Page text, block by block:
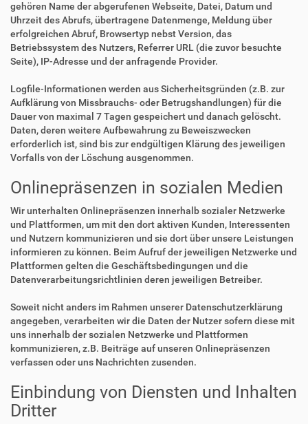
gehören Name der abgerufenen Webseite, Datei, Datum und
Uhrzeit des Abrufs, übertragene Datenmenge, Meldung über
erfolgreichen Abruf, Browsertyp nebst Version, das
Betriebssystem des Nutzers, Referrer URL (die zuvor besuchte
Seite), IP-Adresse und der anfragende Provider.
Logfile-Informationen werden aus Sicherheitsgründen (z.B. zur
Aufklärung von Missbrauchs- oder Betrugshandlungen) für die
Dauer von maximal 7 Tagen gespeichert und danach gelöscht.
Daten, deren weitere Aufbewahrung zu Beweiszwecken
erforderlich ist, sind bis zur endgültigen Klärung des jeweiligen
Vorfalls von der Löschung ausgenommen.
Onlinepräsenzen in sozialen Medien
Wir unterhalten Onlinepräsenzen innerhalb sozialer Netzwerke
und Plattformen, um mit den dort aktiven Kunden, Interessenten
und Nutzern kommunizieren und sie dort über unsere Leistungen
informieren zu können. Beim Aufruf der jeweiligen Netzwerke und
Plattformen gelten die Geschäftsbedingungen und die
Datenverarbeitungsrichtlinien deren jeweiligen Betreiber.
Soweit nicht anders im Rahmen unserer Datenschutzerklärung
angegeben, verarbeiten wir die Daten der Nutzer sofern diese mit
uns innerhalb der sozialen Netzwerke und Plattformen
kommunizieren, z.B. Beiträge auf unseren Onlinepräsenzen
verfassen oder uns Nachrichten zusenden.
Einbindung von Diensten und Inhalten
Dritter